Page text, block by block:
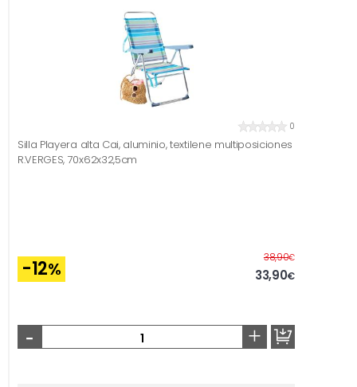
0
Silla Playera alta Cai, aluminio, textilene multiposiciones
R.VERGES, 70x62x32,5cm
-12%
38,90€Before
33,90€
- +